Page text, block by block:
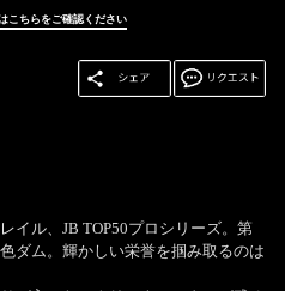
こちらをご確認ください
イル、JB TOP50プロシリーズ。第
ダム。輝かしい栄誉を掴み取るのは